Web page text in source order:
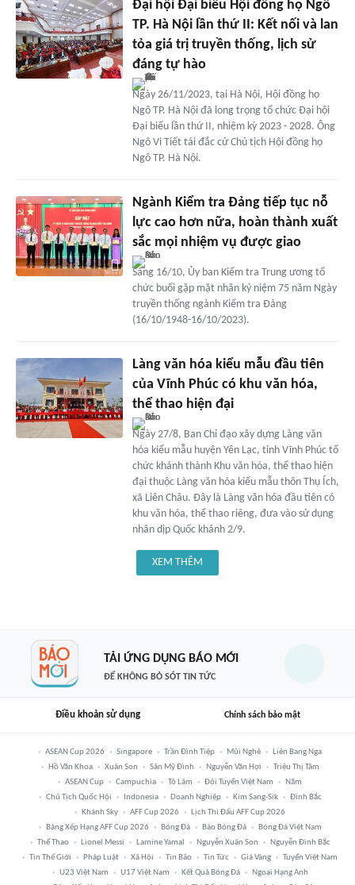
Đại hội Đại biểu Hội đồng họ Ngô
TP. Hà Nội lần thứ II: Kết nối và lan
tỏa giá trị truyền thống, lịch sử
đáng tự hào
Ngày 26/11/2023, tại Hà Nội, Hội đồng họ
Ngô TP. Hà Nội đã long trọng tổ chức Đại hội
Đại biểu lần thứ II, nhiệm kỳ 2023 - 2028. Ông
Ngô Vi Tiết tái đắc cử Chủ tịch Hội đồng họ
Ngô TP. Hà Nội.
Ngành Kiểm tra Đảng tiếp tục nỗ
lực cao hơn nữa, hoàn thành xuất
sắc mọi nhiệm vụ được giao
Sáng 16/10, Ủy ban Kiểm tra Trung ương tổ
chức buổi gặp mặt nhân kỷ niệm 75 năm Ngày
truyền thống ngành Kiểm tra Đảng
(16/10/1948-16/10/2023).
Làng văn hóa kiểu mẫu đầu tiên
của Vĩnh Phúc có khu văn hóa,
thể thao hiện đại
Ngày 27/8, Ban Chỉ đạo xây dựng Làng văn
hóa kiểu mẫu huyện Yên Lạc, tỉnh Vĩnh Phúc tổ
chức khánh thành Khu văn hóa, thể thao hiện
đại thuộc Làng văn hóa kiểu mẫu thôn Thụ Ích,
xã Liên Châu. Đây là Làng văn hóa đầu tiên có
khu văn hóa, thể thao riêng, đưa vào sử dụng
nhân dịp Quốc khánh 2/9.
XEM THÊM
TẢI ỨNG DỤNG BÁO MỚI
ĐỂ KHÔNG BỎ SÓT TIN TỨC
Điều khoản sử dụng Chính sách bảo mật
ASEAN Cup 2026 Singapore Trần Đình Tiệp Mũi Nghê
Liên Bang Nga
Hồ Văn Khoa
Xuân Son Sân Mỹ Đình Nguyễn Văn Hợi
Triệu Thị Tâm
ASEAN Cup
Campuchia Tô Lâm Đội Tuyển Việt Nam
Năm
Chủ Tịch Quốc Hội
Indonesia Doanh Nghiệp Kim Sang-Sik
Đình Bắc
Khánh Sky
AFF Cup 2026
Lịch Thi Đấu AFF Cup 2026
Bảng Xếp Hạng AFF Cup 2026
Bóng Đá Báo Bóng Đá
Bóng Đá Việt Nam
Thể Thao
Lionel Messi Lamine Yamal Nguyễn Xuân Son
Nguyễn Đình Bắc
Tin Thế Giới
Pháp Luật Xã Hội Tin Bão Tin Tức Giá Vàng
Tuyển Việt Nam
U23 Việt Nam
U17 Việt Nam Kết Quả Bóng Đá
Ngoại Hạng Anh